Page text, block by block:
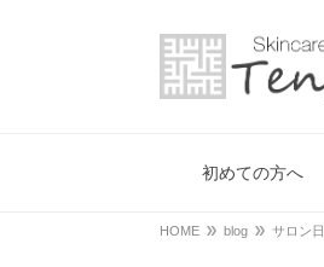
初めての方へ
HOME blog サロン